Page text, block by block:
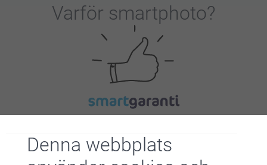
Denna webbplats
Varför smartphoto?